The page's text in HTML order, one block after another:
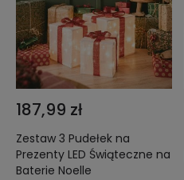
187,99 zł
Zestaw 3 Pudełek na
Prezenty LED Świąteczne na
Baterie Noelle